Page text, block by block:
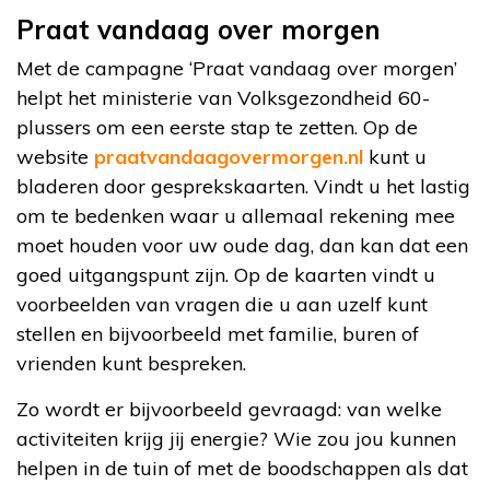
Praat vandaag over morgen
Met de campagne ‘Praat vandaag over morgen’
helpt het ministerie van Volksgezondheid 60-
plussers om een eerste stap te zetten. Op de
website praatvandaagovermorgen.nl kunt u
bladeren door gesprekskaarten. Vindt u het lastig
om te bedenken waar u allemaal rekening mee
moet houden voor uw oude dag, dan kan dat een
goed uitgangspunt zijn. Op de kaarten vindt u
voorbeelden van vragen die u aan uzelf kunt
stellen en bijvoorbeeld met familie, buren of
vrienden kunt bespreken.
Zo wordt er bijvoorbeeld gevraagd: van welke
activiteiten krijg jij energie? Wie zou jou kunnen
helpen in de tuin of met de boodschappen als dat